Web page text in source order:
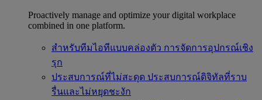
Proactively manage and optimize your digital workplace
combined in one platform.
สำหรับทีมไอทีแบบคล่องตัว การจัดการอุปกรณ์เชิง
รุก
ประสบการณ์ที่ไม่สะดุด ประสบการณ์ดิจิทัลที่ราบ
รื่นและไม่หยุดชะงัก